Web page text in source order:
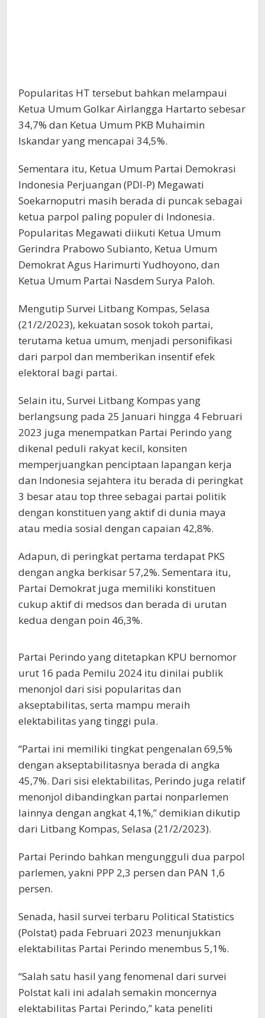
Popularitas HT tersebut bahkan melampaui
Ketua Umum Golkar Airlangga Hartarto sebesar
34,7% dan Ketua Umum PKB Muhaimin
Iskandar yang mencapai 34,5%.
Sementara itu, Ketua Umum Partai Demokrasi
Indonesia Perjuangan (PDI-P) Megawati
Soekarnoputri masih berada di puncak sebagai
ketua parpol paling populer di Indonesia.
Popularitas Megawati diikuti Ketua Umum
Gerindra Prabowo Subianto, Ketua Umum
Demokrat Agus Harimurti Yudhoyono, dan
Ketua Umum Partai Nasdem Surya Paloh.
Mengutip Survei Litbang Kompas, Selasa
(21/2/2023), kekuatan sosok tokoh partai,
terutama ketua umum, menjadi personifikasi
dari parpol dan memberikan insentif efek
elektoral bagi partai.
Selain itu, Survei Litbang Kompas yang
berlangsung pada 25 Januari hingga 4 Februari
2023 juga menempatkan Partai Perindo yang
dikenal peduli rakyat kecil, konsiten
memperjuangkan penciptaan lapangan kerja
dan Indonesia sejahtera itu berada di peringkat
3 besar atau top three sebagai partai politik
dengan konstituen yang aktif di dunia maya
atau media sosial dengan capaian 42,8%.
Adapun, di peringkat pertama terdapat PKS
dengan angka berkisar 57,2%. Sementara itu,
Partai Demokrat juga memiliki konstituen
cukup aktif di medsos dan berada di urutan
kedua dengan poin 46,3%.
Partai Perindo yang ditetapkan KPU bernomor
urut 16 pada Pemilu 2024 itu dinilai publik
menonjol dari sisi popularitas dan
akseptabilitas, serta mampu meraih
elektabilitas yang tinggi pula.
“Partai ini memiliki tingkat pengenalan 69,5%
dengan akseptabilitasnya berada di angka
45,7%. Dari sisi elektabilitas, Perindo juga relatif
menonjol dibandingkan partai nonparlemen
lainnya dengan angkat 4,1%,” demikian dikutip
dari Litbang Kompas, Selasa (21/2/2023).
Partai Perindo bahkan mengungguli dua parpol
parlemen, yakni PPP 2,3 persen dan PAN 1,6
persen.
Senada, hasil survei terbaru Political Statistics
(Polstat) pada Februari 2023 menunjukkan
elektabilitas Partai Perindo menembus 5,1%.
“Salah satu hasil yang fenomenal dari survei
Polstat kali ini adalah semakin moncernya
elektabilitas Partai Perindo,” kata peneliti